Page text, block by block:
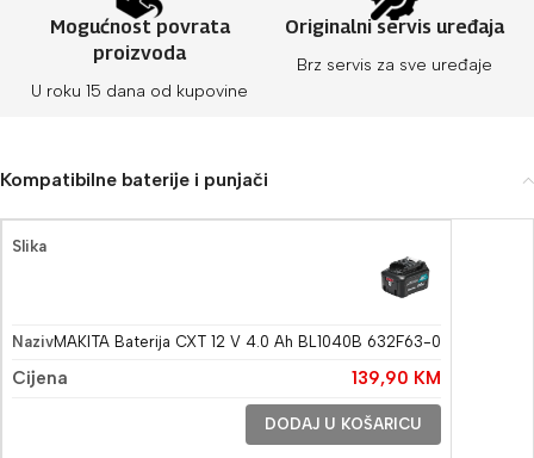
Mogućnost povrata
proizvoda
U roku 15 dana od kupovine
Originalni servis uređaja
Brz servis za sve uređaje
Kompatibilne baterije i punjači
MAKITA Baterija CXT 12 V 4.0 Ah BL1040B 632F63-0
139,90 KM
DODAJ U KOŠARICU